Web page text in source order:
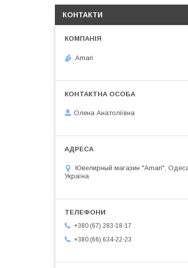
КОНТАКТИ
Amari
Олена Анатоліївна
Ювелирный магазин "Amari",
Україна
+380 (67) 283-18-17
+380 (66) 634-22-23